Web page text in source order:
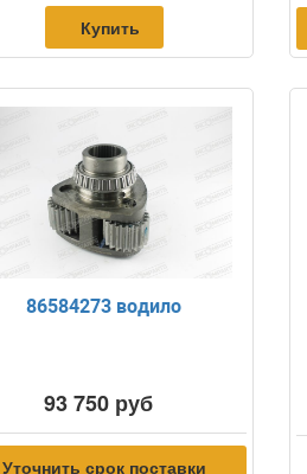
Купить
86584273 водило
93 750 руб
Уточнить срок поставки